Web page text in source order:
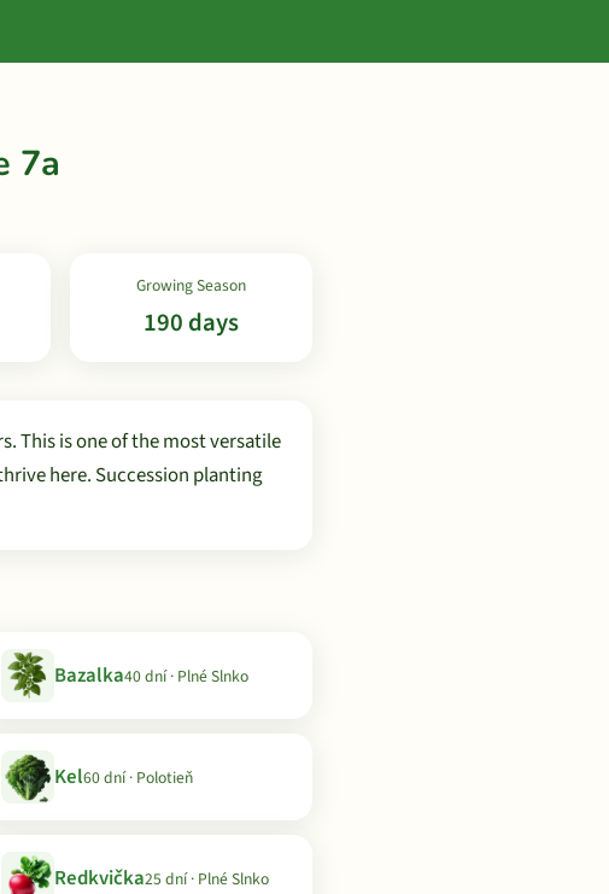
7a
Growing Season
190 days
This is one of the most versatile
here. Succession planting
Bazalka40 dní · Plné Slnko
Kel60 dní · Polotieň
Redkvička25 dní · Plné Slnko